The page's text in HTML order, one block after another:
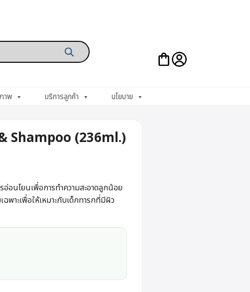
าพ บริการลูกค้า นโยบาย
Shampoo (236ml.)
อนโยนเพื่อการทำความสะอาดลูกน้อย
าะเพื่อให้เหมาะกับเด็กทารกที่มีผิว